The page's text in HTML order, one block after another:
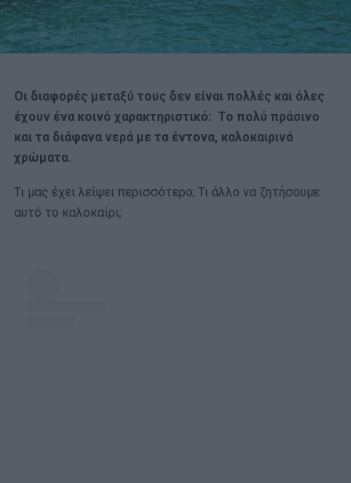
Οι διαφορές μεταξύ τους δεν είναι πολλές και όλες
έχουν ένα κοινό χαρακτηριστικό: Το πολύ πράσινο
και τα διάφανα νερά με τα έντονα, καλοκαιρινά
χρώματα.
Τι μας έχει λείψει περισσότερο; Τι άλλο να ζητήσουμε
αυτό το καλοκαίρι;